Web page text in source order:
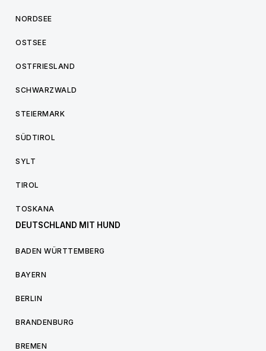
NORDSEE
OSTSEE
OSTFRIESLAND
SCHWARZWALD
STEIERMARK
SÜDTIROL
SYLT
TIROL
TOSKANA
DEUTSCHLAND MIT HUND
BADEN WÜRTTEMBERG
BAYERN
BERLIN
BRANDENBURG
BREMEN